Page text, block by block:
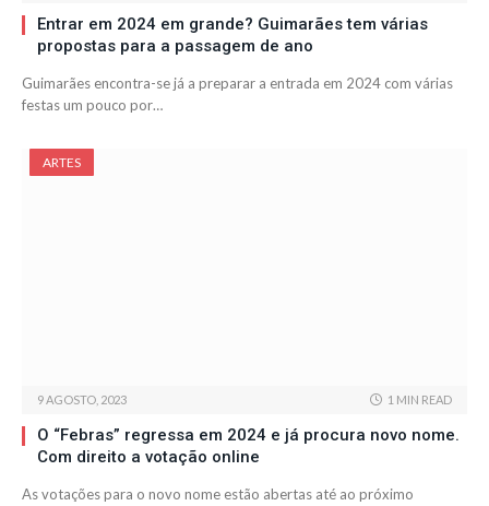
Entrar em 2024 em grande? Guimarães tem várias
propostas para a passagem de ano
Guimarães encontra-se já a preparar a entrada em 2024 com várias
festas um pouco por…
ARTES
9 AGOSTO, 2023 1 MIN READ
O “Febras” regressa em 2024 e já procura novo nome.
Com direito a votação online
As votações para o novo nome estão abertas até ao próximo